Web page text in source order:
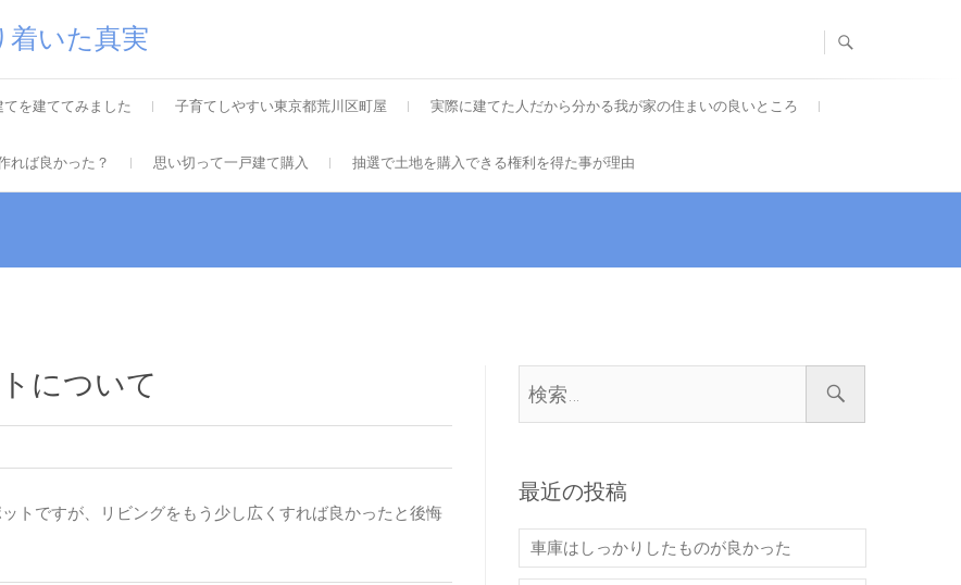
着いた真実
を建ててみました 子育てしやすい東京都荒川区町屋 実際に建てた人だから分かる我が家の住まいの良いところ
れば良かった？ 思い切って一戸建て購入 抽選で土地を購入できる権利を得た事が理由
について
トですが、リビングをもう少し広くすれば良かったと後悔
最近の投稿
車庫はしっかりしたものが良かった